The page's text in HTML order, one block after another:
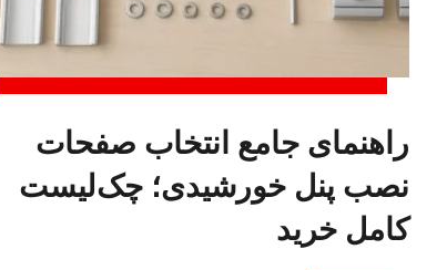
راهنمای جامع انتخاب صفحات
نصب پنل خورشیدی؛ چک‌لیست
کامل خرید